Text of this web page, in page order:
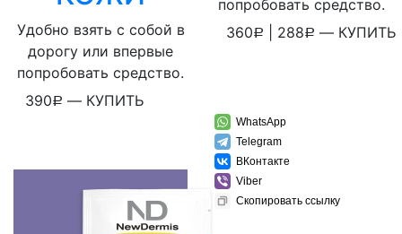
Удобно взять с собой в
дорогу или впервые
попробовать средство.
390Р — КУПИТЬ
WhatsApp
попробовать средство.
360Р 288Р — КУПИТЬ
WhatsApp
Telegram
ВКонтакте
Viber
Скопировать ссылку